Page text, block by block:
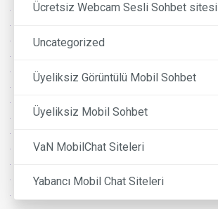
Ücretsiz Webcam Sesli Sohbet sitesi
Uncategorized
Üyeliksiz Görüntülü Mobil Sohbet
Üyeliksiz Mobil Sohbet
VaN MobilChat Siteleri
Yabancı Mobil Chat Siteleri